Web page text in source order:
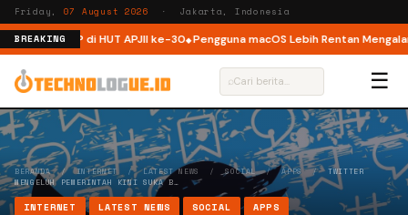
Friday, 07 August 2026 · Jakarta, Indonesia
BREAKINGISP di HUT APJII ke-30 Pengguna macOS Lebih Rentan
⌕ ☰
BERANDA/INTERNET /LATEST NEWS /SOCIAL/APPS/TWITTER
MENGELUH PEMERINTAH KINI SUKA B…
INTERNET LATEST NEWS SOCIAL APPS